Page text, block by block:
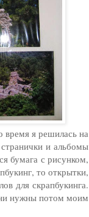
время я решилась на
и альбомы
бумага с рисунком,
то открытки,
для скрапбукинга.
нужны потом моим